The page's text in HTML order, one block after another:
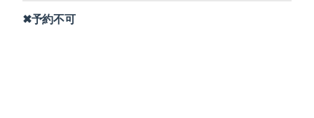
✖予約不可